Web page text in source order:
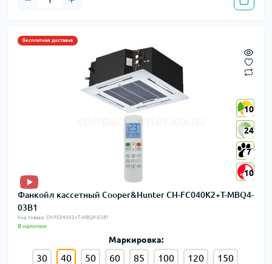
Бесплатная доставка
10
24
7
10
10
24
7
10
Фанкойл кассетный Cooper&Hunter CH-FC040K2+T-MBQ4-
03B1
Код товара: CH-FC040K2+T-MBQ4-03B1
В наличии
Маркировка:
30 40 50 60 85 100 120 150